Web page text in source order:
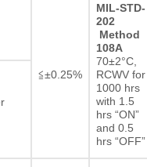
≦±0.25%
MIL-STD-
202
Method
108A
70±2°C,
RCWV for
1000 hrs
with 1.5
hrs “ON”
and 0.5
hrs “OFF”